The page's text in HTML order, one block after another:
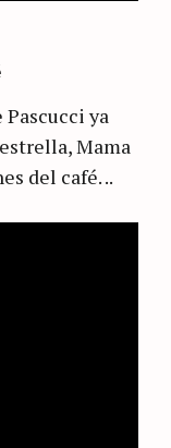
ya
Mama
del café. ..